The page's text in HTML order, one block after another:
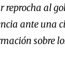
reprocha al
ante una
sobre